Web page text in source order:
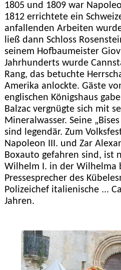
1805 und 1809 war
1812 errichtete ein
anfallenden Arbeiten
ließ dann Schloss
seinem Hofbaumeister
Jahrhunderts wurde
Rang, das betuchte
Amerika anlockte. Gäste
englischen Königshaus
Balzac vergnügte sich mit
Mineralwasser. Seine
sind legendär. Zum
Napoleon III. und Zar
Boxauto gefahren sind, ist
Wilhelm I. in der Wilhelma
Pressesprecher des
Polizeichef italienische ...
Jahren.